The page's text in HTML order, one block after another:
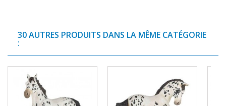
30 AUTRES PRODUITS DANS LA MÊME CATÉGORIE
: